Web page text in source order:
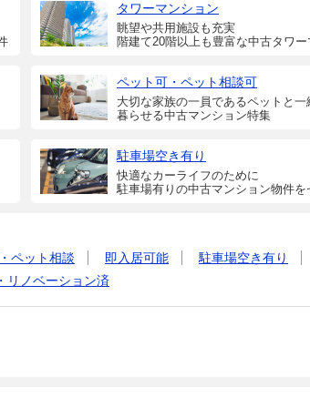
タワーマンション
眺望や共用施設も充実
階建て20階以上も豊富な中古タワ
ペット可・ペット相談可
大切な家族の一員であるペットと一
暮らせる中古マンション特集
駐車場空き有り
快適なカーライフのために
駐車場有りの中古マンション物件を
ペット相談 即入居可能
駐車場空き有り
リノベーション済